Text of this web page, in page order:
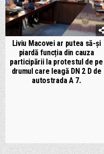
Liviu Macovei ar putea să-și
piardă funcția din cauza
participării la protestul de pe
drumul care leagă DN 2 D de
autostrada A 7.